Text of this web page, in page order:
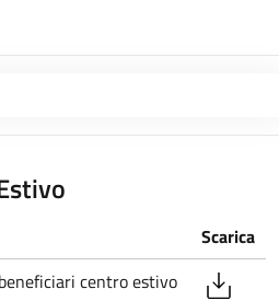
Scarica
centro estivo